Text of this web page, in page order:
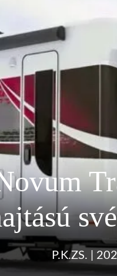
P.K.ZS.